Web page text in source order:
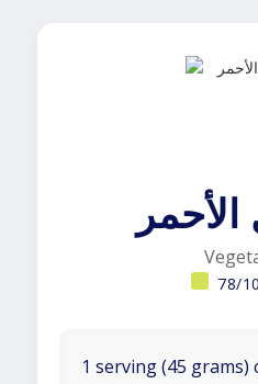
الأحمر
78/
1 serving (45 grams)